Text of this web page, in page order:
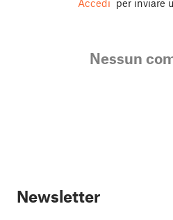
Accedi per inviare
Nessun
Newsletter